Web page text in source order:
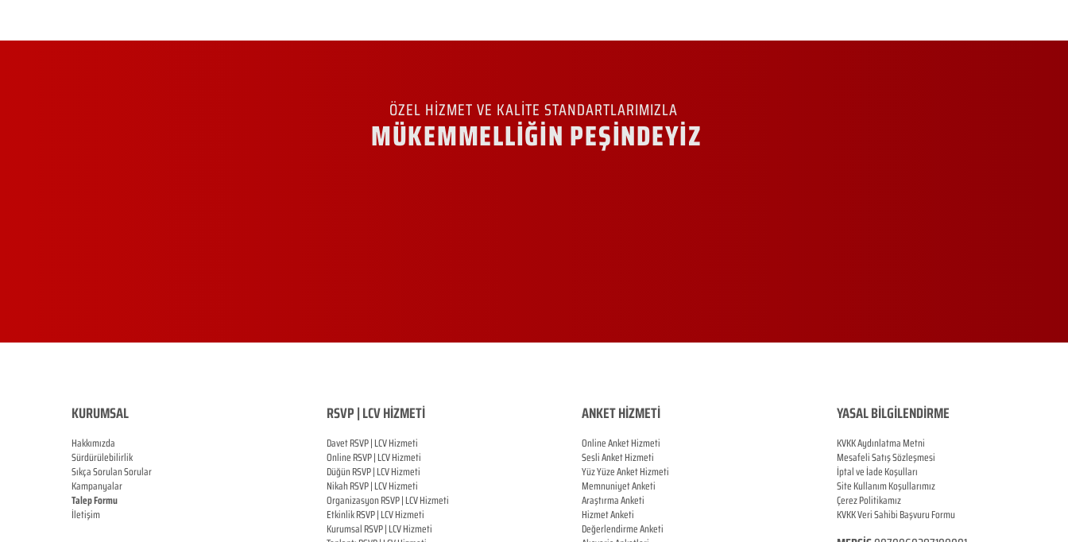
ÖZEL HİZMET VE KALİTE STANDARTLARIMIZLA
MÜKEMMELLİĞİN PEŞİNDEYİZ
KURUMSAL
Hakkımızda
Sürdürülebilirlik
Sıkça Sorulan Sorular
Kampanyalar
Talep Formu
İletişim
RSVP | LCV HİZMETİ
Davet RSVP | LCV Hizmeti
OnlineRSVP |LCV Hizmeti
DüğünRSVP |LCV Hizmeti
NikahRSVP |LCV Hizmeti
OrganizasyonRSVP |LCV Hizmeti
EtkinlikRSVP |LCV Hizmeti
KurumsalRSVP |LCV Hizmeti
ANKET HİZMETİ
Online Anket Hizmeti
Sesli Anket Hizmeti
Yüz Yüze Anket Hizmeti
Memnuniyet Anketi
Araştırma Anketi
Hizmet Anketi
Değerlendirme Anketi
YASAL BİLGİLENDİRME
KVKK Aydınlatma Metni
Mesafeli Satış Sözleşmesi
İptal ve İade Koşulları
Site Kullanım Koşullarımız
Çerez Politikamız
KVKK Veri Sahibi Başvuru Formu